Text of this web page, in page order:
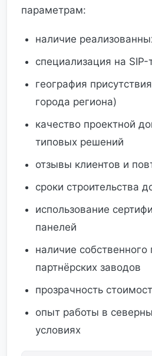
параметрам:
наличие
специализация на SIP-
география
города региона)
качество проектной
типовых решений
отзывы клиентов и
сроки строительства
использование
панелей
наличие собственного
партнёрских заводов
прозрачность
опыт работы в
условиях